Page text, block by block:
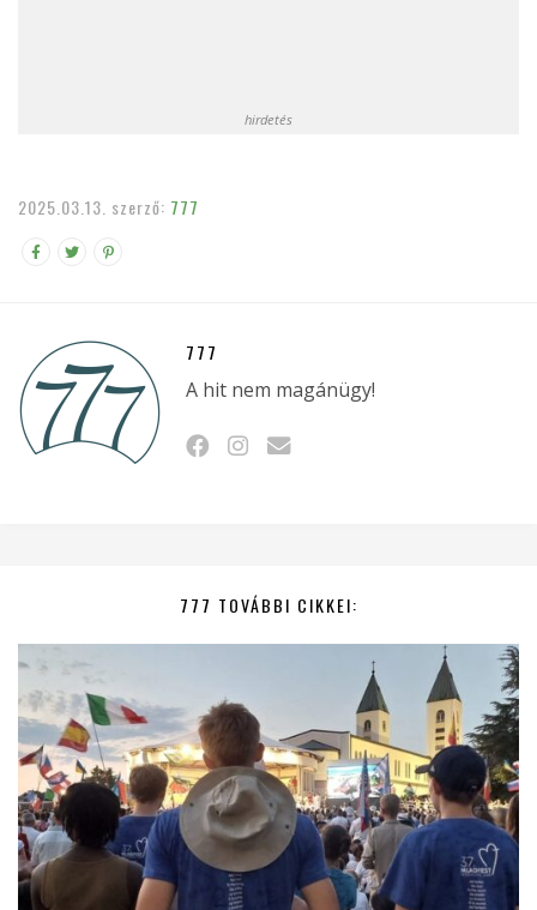
hirdetés
2025.03.13. szerző: 777
777
A hit nem magánügy!
777 TOVÁBBI CIKKEI: